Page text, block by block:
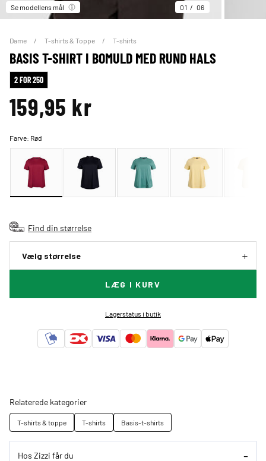
Se modellens mål 01 06
Dame T-shirts & Toppe T-shirts
BASIS T-SHIRT I BOMULD MED RUND HALS
2 FOR 250
159,95 kr
Farve: Rød
Find din størrelse
Vælg størrelse
LÆG I KURV
Lagerstatus i butik
Relaterede kategorier
T-shirts & toppe T-shirts Basis-t-shirts
Hos Zizzi får du